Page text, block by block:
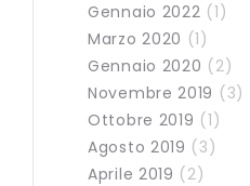
Gennaio 2022 (1)
Marzo 2020 (1)
Gennaio 2020 (2)
Novembre 2019 (3)
Ottobre 2019 (1)
Agosto 2019 (3)
Aprile 2019 (2)